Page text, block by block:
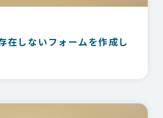
在しないフォームを作成し